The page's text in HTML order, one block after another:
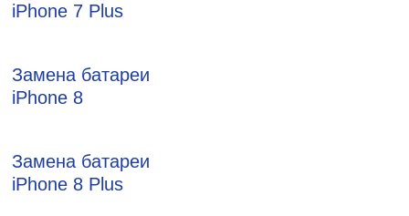
iPhone 7 Plus
Замена батареи
iPhone 8
Замена батареи
iPhone 8 Plus